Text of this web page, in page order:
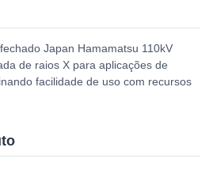
Japan Hamamatsu 110kV
de raios X para aplicações de
facilidade de uso com recursos